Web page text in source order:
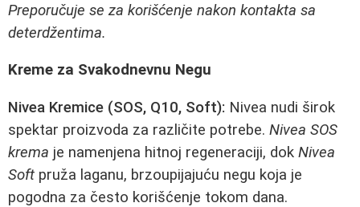
Preporučuje se za korišćenje nakon kontakta sa
deterdžentima.
Kreme za Svakodnevnu Negu
Nivea Kremice (SOS, Q10, Soft): Nivea nudi širok
spektar proizvoda za različite potrebe. Nivea SOS
krema je namenjena hitnoj regeneraciji, dok Nivea
Soft pruža laganu, brzoupijajuću negu koja je
pogodna za često korišćenje tokom dana.